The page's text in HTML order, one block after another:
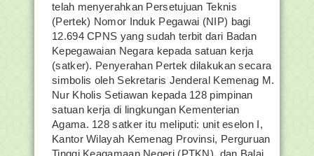
telah menyerahkan Persetujuan Teknis
(Pertek) Nomor Induk Pegawai (NIP) bagi
12.694 CPNS yang sudah terbit dari Badan
Kepegawaian Negara kepada satuan kerja
(satker). Penyerahan Pertek dilakukan secara
simbolis oleh Sekretaris Jenderal Kemenag M.
Nur Kholis Setiawan kepada 128 pimpinan
satuan kerja di lingkungan Kementerian
Agama. 128 satker itu meliputi: unit eselon I,
Kantor Wilayah Kemenag Provinsi, Perguruan
Tinggi Keagamaan Negeri (PTKN), dan Balai